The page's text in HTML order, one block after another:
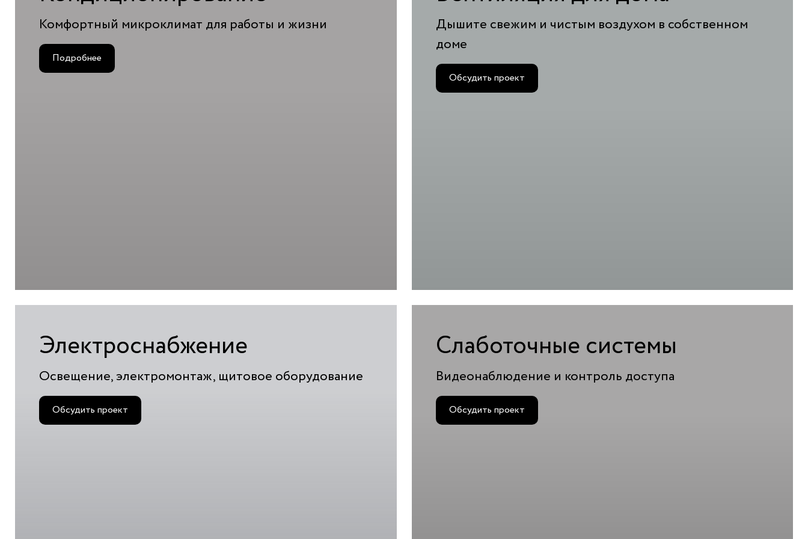
Комфортный микроклимат для работы и жизни
Подробнее
Дышите свежим и чистым воздухом в собственном
доме
Обсудить проект
Электроснабжение
Освещение, электромонтаж, щитовое оборудование
Обсудить проект
Слаботочные системы
Видеонаблюдение и контроль доступа
Обсудить проект